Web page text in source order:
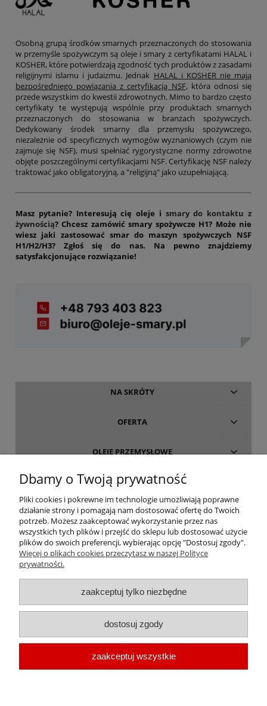
Osobną grupą środków smarnych przeznaczonych do stosowania
w przemyśle spożywczym są oleje i smary z certyfikatami HALAL i
KOSHER, które potwierdzają zgodność tych produktów z zasadami
religijnymi islamu i judaizmu. Jednak HALAL i KOSHER nie mają
bezpośredniego powiązania z certyfikacją NSF, która odnosi się
przede wszystkim do kwestii zdrowotnych. Mimo to bardzo często
certyfikaty te występują wspólnie przy produktach smarnych
przeznaczonych do stosowania w branżach spożywczych.
Dedykowany środek smarny dla przemysłu spożywczego,
niezależnie od specyficznych wymogów wyznaniowych (czym nie
zajmuje się NSF), musi spełniać rygorystyczne normy zdrowotne
objęte poszczególnymi certyfikacjami NSF. Certyfikację NSF należy
traktować jako obligatoryjną, a "religijną" jako uzupełniającą.
Masz pytanie? Interesują cię oleje i smary do kontaktu z
żywnością? Chcesz zamówić smary spożywcze H1? Może nie
wiesz jaki zastosować smar do maszyn spożywczych NSF
H1/H2/H3? Zgłoś się do nas. Na pewno znajdziemy
satysfakcjonujące rozwiązanie!
NA SKRÓTY
OFERTA
OLEJE PRZEMYSŁOWE
INFORMACJE
O FIRMIE
| Platforma zakupowa środków smarnych firmy ALVESTA |
Oleje przemysłowe | Smary dla przemysłu spożywczego | Olej do sprężarek
prowadnic | Smar Fuchs | Smar Shell | Oleje Eni AGIP | Smar JAX
Dbamy o Twoją prywatność
Pliki cookies i pokrewne im technologie umożliwiają poprawne
działanie strony i pomagają nam dostosować ofertę do Twoich
potrzeb. Możesz zaakceptować wykorzystanie przez nas
wszystkich tych plików i przejść do sklepu lub dostosować użycie
plików do swoich preferencji, wybierając opcję "Dostosuj zgody".
Więcej o plikach cookies przeczytasz w naszej Polityce
prywatności.
zaakceptuj tylko niezbędne
dostosuj zgody
zaakceptuj wszystkie